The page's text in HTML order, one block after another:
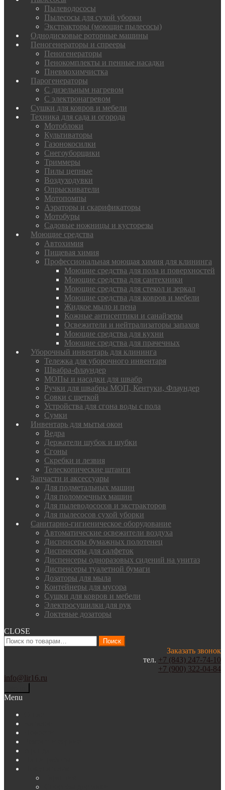
Пылеводососы
Пылесосы для сухой уборки
Экстракторы (моющие пылесосы)
Однодисковые роторные машины
Пеногенераторы и спрееры
Пеногенераторы
Пенокомплекты и пенные насадки
Пневмохимчистка
Парогенераторы
С дизельным нагревом
С электронагревом
Сушки для ковров и мебели
Техника для сада и огорода
Мотоблоки
Культиваторы
Газонокосилки
Снегоуборщики
Триммеры
Пилы цепные
Воздуходувки
Опрыскиватели
Мотопомпы
Аэраторы и скарификаторы
Мотобуры
Садовые ножницы и кусторезы
Моющие средства
Автохимия
Пищевая химия
Профессиональная моющая химия для клининга
Моющие средства для пола и поверхностей
Моющие средства для сантехники
Моющие средства для стекол и зеркал
Моющие средства для ковров и мебели
Жидкое мыло и пена
Кожные антисептики и санайзеры
Освежители и нейтрализаторы запахов
Моющие средства для кухни
Моющие средства для прачечных
Уборочный инвентарь для клининга
Тележка для уборочного инвентаря
Швабра-флаундер
МОПы и насадки для швабр
Ручки для швабры МОП, Кентуки, Флаундер
Совки с щеткой
Устройства для сгона воды с пола
Сумки
Инвентарь для мытья окон
Ведра
Держатели шубок и шубки
Сгоны
Скребки и лезвия
Телескопические штанги
Запчасти и аксессуары
Для подметальных машин
Для поломоечных машин
Для пылеводососов и экстракторов
Для пылесосов сухой уборки
Санитарно-гигиеническое оборудование
Автоматические освежители воздуха
Диспенсеры бумажных полотенец
Диспенсеры для салфеток
Диспенсеры одноразовых сидений на унитаз
Диспенсеры туалетной бумаги
Дозаторы для мыла
Контейнеры для мусора
Сушки для ковров и мебели
Электросушилки для рук
Локтевые дозаторы
CLOSE
Искать:
Поиск
Заказать звонок
тел. +7 (843) 247-74-10
+7 (900) 322-04-84
info@lir16.ru
Menu